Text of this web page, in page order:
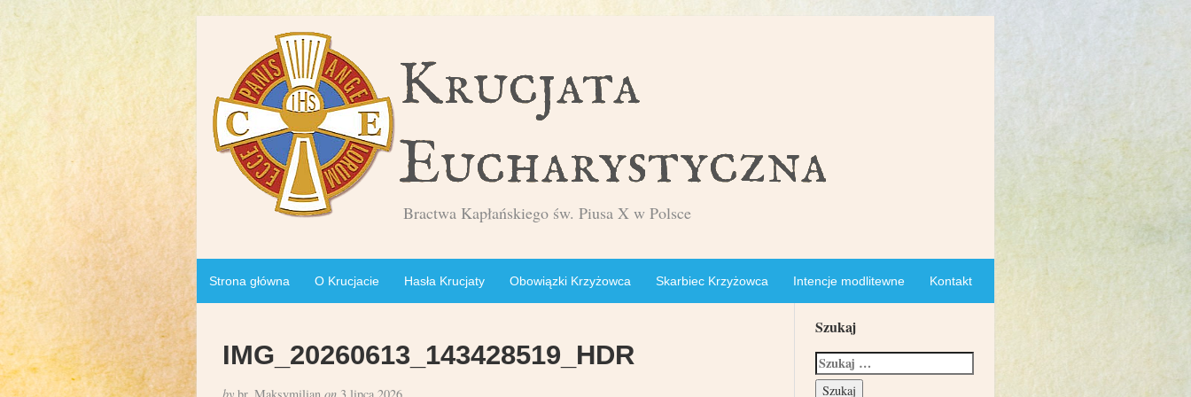
Bractwa Kapłańskiego św. Piusa X w Polsce
Strona główna O Krucjacie Hasła Krucjaty Obowiązki Krzyżowca Skarbiec Krzyżowca Intencje modlitewne Kontakt
IMG_20260613_143428519_HDR
bybr. Maksymilian on3 lipca 2026
Szukaj